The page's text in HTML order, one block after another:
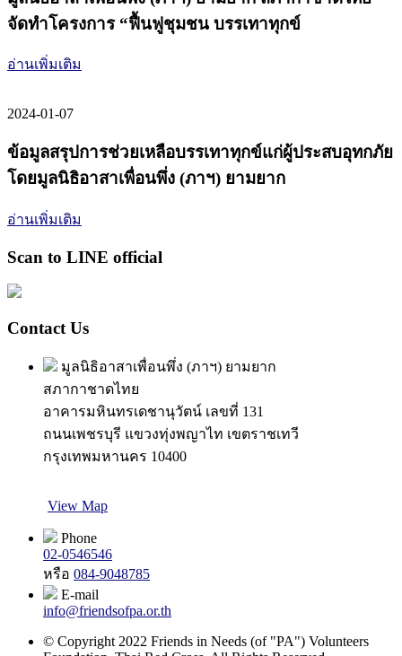
จัดทำโครงการ “ฟื้นฟูชุมชน บรรเทาทุกข์
อ่านเพิ่มเติม
2024-01-07
ข้อมูลสรุปการช่วยเหลือบรรเทาทุกข์แก่ผู้ประสบอุทกภัย
โดยมูลนิธิอาสาเพื่อนพึ่ง (ภาฯ) ยามยาก
อ่านเพิ่มเติม
Scan to LINE official
Contact Us
มูลนิธิอาสาเพื่อนพึ่ง (ภาฯ) ยามยาก
สภากาชาดไทย
อาคารมหินทรเดชานุวัตน์ เลขที่ 131
ถนนเพชรบุรี แขวงทุ่งพญาไท เขตราชเทวี
กรุงเทพมหานคร 10400
View Map
Phone
02-0546546
หรือ 084-9048785
E-mail
info@friendsofpa.or.th
© Copyright 2022 Friends in Needs (of "PA") Volunteers